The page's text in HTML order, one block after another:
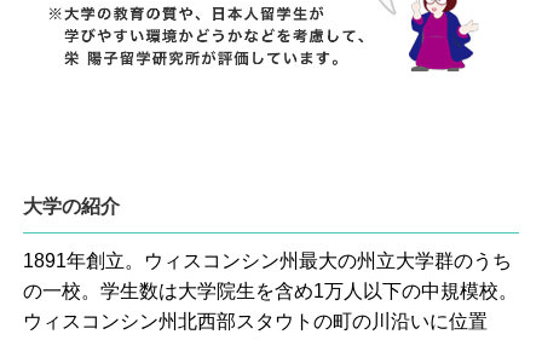
大学の紹介
1891年創立。ウィスコンシン州最大の州立大学群のうち
の一校。学生数は大学院生を含め1万人以下の中規模校。
ウィスコンシン州北西部スタウトの町の川沿いに位置